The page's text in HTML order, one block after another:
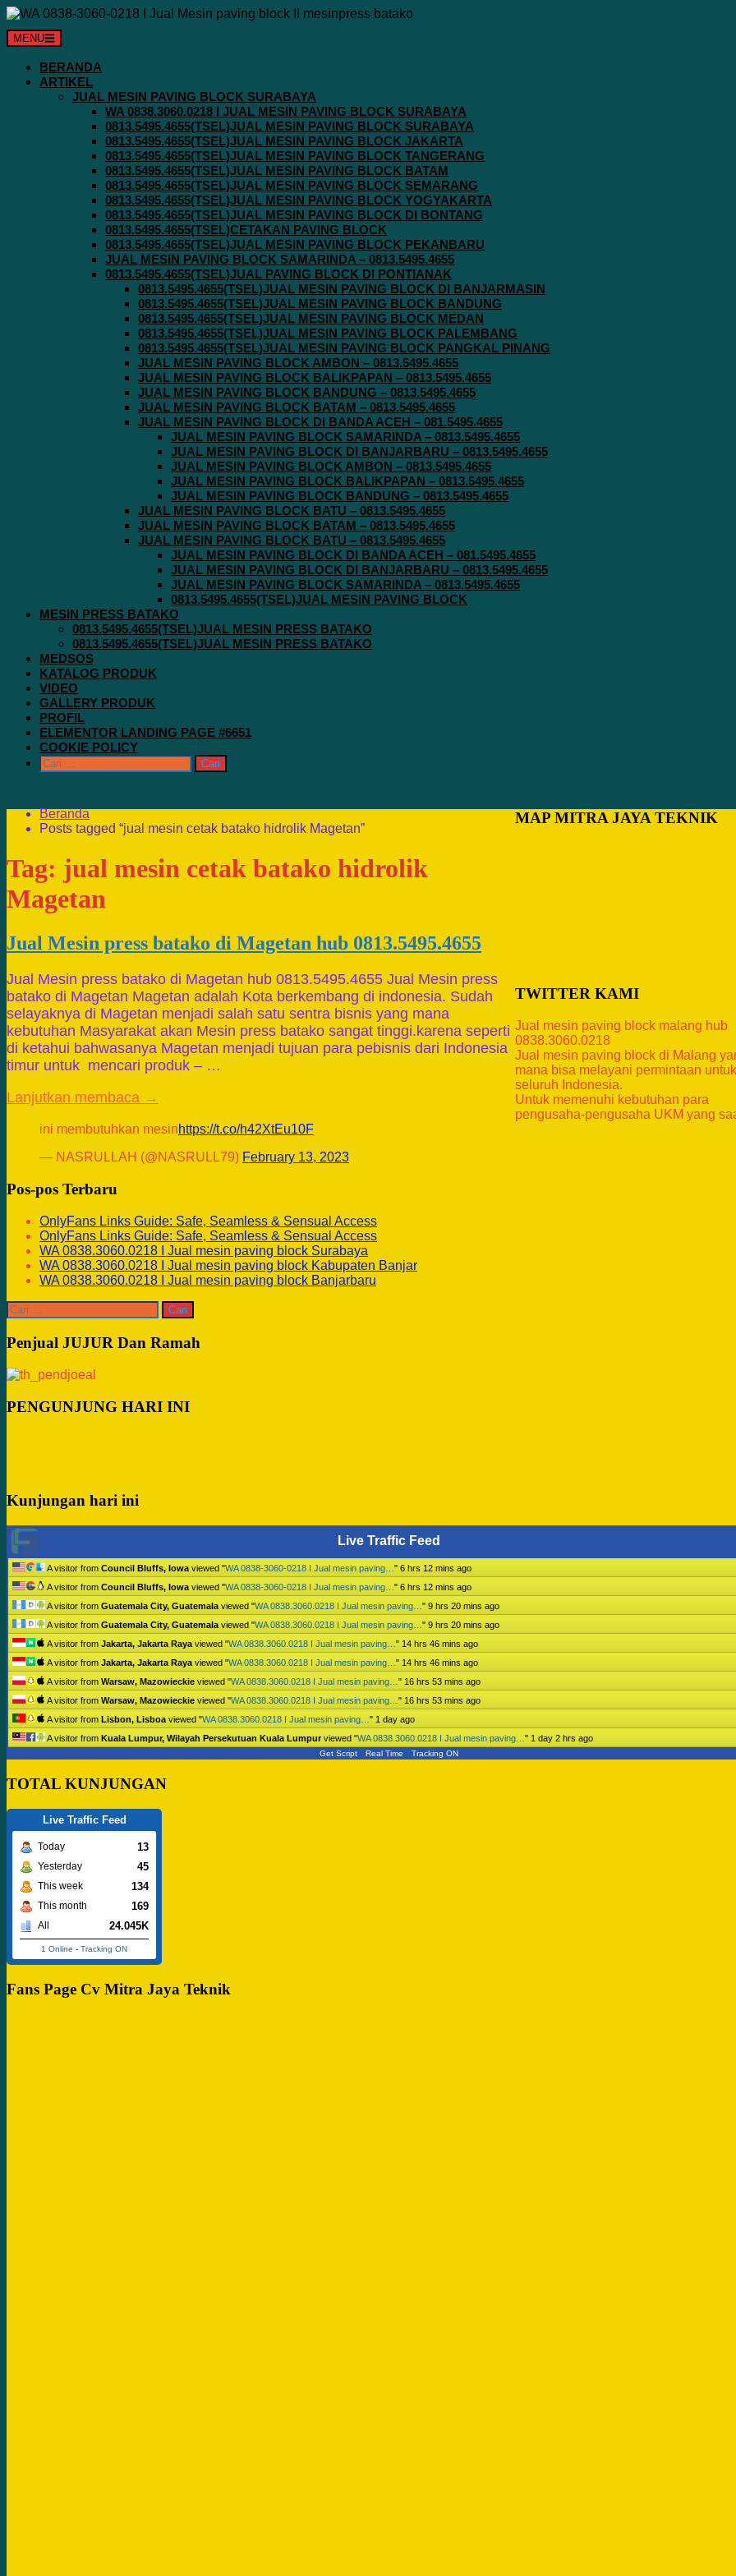
Langsung
ke
konten
MENU
BERANDA
ARTIKEL
JUAL MESIN PAVING BLOCK SURABAYA
WA 0838.3060.0218 I JUAL MESIN PAVING BLOCK SURABAYA
0813.5495.4655(TSEL)JUAL MESIN PAVING BLOCK SURABAYA
0813.5495.4655(TSEL)JUAL MESIN PAVING BLOCK JAKARTA
0813.5495.4655(TSEL)JUAL MESIN PAVING BLOCK TANGERANG
0813.5495.4655(TSEL)JUAL MESIN PAVING BLOCK BATAM
0813.5495.4655(TSEL)JUAL MESIN PAVING BLOCK SEMARANG
0813.5495.4655(TSEL)JUAL MESIN PAVING BLOCK YOGYAKARTA
0813.5495.4655(TSEL)JUAL MESIN PAVING BLOCK DI BONTANG
0813.5495.4655(TSEL)CETAKAN PAVING BLOCK
0813.5495.4655(TSEL)JUAL MESIN PAVING BLOCK PEKANBARU
JUAL MESIN PAVING BLOCK SAMARINDA – 0813.5495.4655
0813.5495.4655(TSEL)JUAL PAVING BLOCK DI PONTIANAK
0813.5495.4655(TSEL)JUAL MESIN PAVING BLOCK DI BANJARMASIN
0813.5495.4655(TSEL)JUAL MESIN PAVING BLOCK BANDUNG
0813.5495.4655(TSEL)JUAL MESIN PAVING BLOCK MEDAN
0813.5495.4655(TSEL)JUAL MESIN PAVING BLOCK PALEMBANG
0813.5495.4655(TSEL)JUAL MESIN PAVING BLOCK PANGKAL PINANG
JUAL MESIN PAVING BLOCK AMBON – 0813.5495.4655
JUAL MESIN PAVING BLOCK BALIKPAPAN – 0813.5495.4655
JUAL MESIN PAVING BLOCK BANDUNG – 0813.5495.4655
JUAL MESIN PAVING BLOCK BATAM – 0813.5495.4655
JUAL MESIN PAVING BLOCK DI BANDA ACEH – 081.5495.4655
JUAL MESIN PAVING BLOCK SAMARINDA – 0813.5495.4655
JUAL MESIN PAVING BLOCK DI BANJARBARU – 0813.5495.4655
JUAL MESIN PAVING BLOCK AMBON – 0813.5495.4655
JUAL MESIN PAVING BLOCK BALIKPAPAN – 0813.5495.4655
JUAL MESIN PAVING BLOCK BANDUNG – 0813.5495.4655
JUAL MESIN PAVING BLOCK BATU – 0813.5495.4655
JUAL MESIN PAVING BLOCK BATAM – 0813.5495.4655
JUAL MESIN PAVING BLOCK BATU – 0813.5495.4655
JUAL MESIN PAVING BLOCK DI BANDA ACEH – 081.5495.4655
JUAL MESIN PAVING BLOCK DI BANJARBARU – 0813.5495.4655
JUAL MESIN PAVING BLOCK SAMARINDA – 0813.5495.4655
0813.5495.4655(TSEL)JUAL MESIN PAVING BLOCK
MESIN PRESS BATAKO
0813.5495.4655(TSEL)JUAL MESIN PRESS BATAKO
0813.5495.4655(TSEL)JUAL MESIN PRESS BATAKO
MEDSOS
KATALOG PRODUK
VIDEO
GALLERY PRODUK
PROFIL
ELEMENTOR LANDING PAGE #6651
COOKIE POLICY
Cari
untuk:
Beranda
Posts tagged “jual mesin cetak batako hidrolik Magetan”
Tag: jual mesin cetak batako hidrolik
Magetan
Jual Mesin press batako di Magetan hub 0813.5495.4655
Jual Mesin press batako di Magetan hub 0813.5495.4655 Jual Mesin press
batako di Magetan Magetan adalah Kota berkembang di indonesia. Sudah
selayaknya di Magetan menjadi salah satu sentra bisnis yang mana
kebutuhan Masyarakat akan Mesin press batako sangat tinggi.karena seperti
di ketahui bahwasanya Magetan menjadi tujuan para pebisnis dari Indonesia
timur untuk mencari produk – …
Lanjutkan membaca →
MAP MITRA JAYA TEKNIK
TWITTER KAMI
Jual mesin paving block malang hub
0838.3060.0218
Jual mesin paving block di Malang
mana bisa melayani permintaan
seluruh Indonesia.
Untuk memenuhi kebutuhan para
pengusaha-pengusaha UKM yang
ini membutuhkan mesinhttps://t.co/h42XtEu10F
— NASRULLAH (@NASRULL79) February 13, 2023
Pos-pos Terbaru
OnlyFans Links Guide: Safe, Seamless & Sensual Access
OnlyFans Links Guide: Safe, Seamless & Sensual Access
WA 0838.3060.0218 I Jual mesin paving block Surabaya
WA 0838.3060.0218 I Jual mesin paving block Kabupaten Banjar
WA 0838.3060.0218 I Jual mesin paving block Banjarbaru
Cari
untuk:
Penjual JUJUR Dan Ramah
PENGUNJUNG HARI INI
Kunjungan hari ini
Live Traffic Feed
A visitor from Council Bluffs, Iowa viewed "WA 0838-3060-0218 I Jual mesin paving… " 6 hrs 12 mins ago
A visitor from Council Bluffs, Iowa viewed "WA 0838-3060-0218 I Jual mesin paving… " 6 hrs 12 mins ago
A visitor from Guatemala City, Guatemala viewed "WA 0838.3060.0218 I Jual mesin paving… " 9 hrs 20 mins ago
A visitor from Guatemala City, Guatemala viewed "WA 0838.3060.0218 I Jual mesin paving… " 9 hrs 20 mins ago
A visitor from Jakarta, Jakarta Raya viewed "WA 0838.3060.0218 I Jual mesin paving… " 14 hrs 46 mins ago
A visitor from Jakarta, Jakarta Raya viewed "WA 0838.3060.0218 I Jual mesin paving… " 14 hrs 46 mins ago
A visitor from Warsaw, Mazowieckie viewed "WA 0838.3060.0218 I Jual mesin paving… " 16 hrs 53 mins ago
A visitor from Warsaw, Mazowieckie viewed "WA 0838.3060.0218 I Jual mesin paving… " 16 hrs 53 mins ago
A visitor from Lisbon, Lisboa viewed "WA 0838.3060.0218 I Jual mesin paving… " 1 day ago
A visitor from Kuala Lumpur, Wilayah Persekutuan Kuala Lumpurviewed "WA 0838.3060.0218 I Jual mesin paving… " 1 day 2 hrs ago
Get Script Real Time Tracking ON
TOTAL KUNJUNGAN
Live Traffic Feed
Today 13
Yesterday 45
This week 134
This month 169
All 24.045K
1 Online - Tracking ON
Fans Page Cv Mitra Jaya Teknik